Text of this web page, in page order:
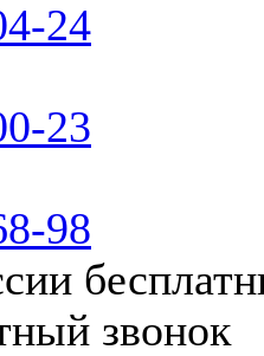
24
23
98
звонок